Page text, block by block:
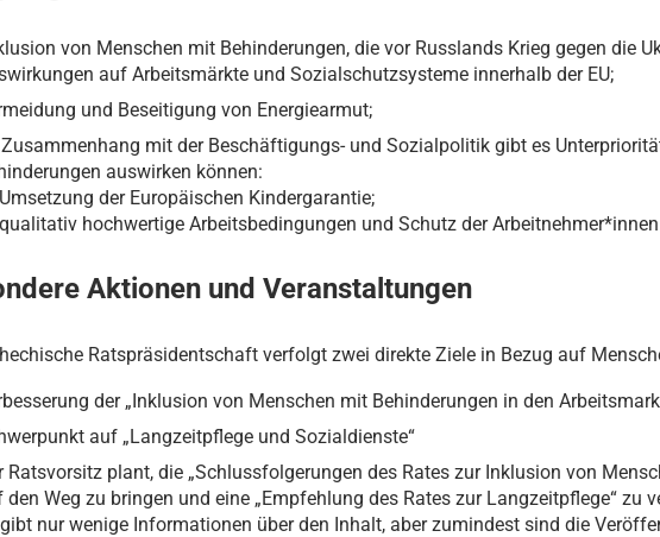
von Menschen mit Behinderungen, die vor Russlands Krieg gegen die
auf Arbeitsmärkte und Sozialschutzsysteme innerhalb der EU;
und Beseitigung von Energiearmut;
mit der Beschäftigungs- und Sozialpolitik gibt es
auswirken können:
der Europäischen Kindergarantie;
hochwertige Arbeitsbedingungen und Schutz der Arbeitnehmer*innen
Aktionen und Veranstaltungen
Ratspräsidentschaft verfolgt zwei direkte Ziele in Bezug auf
der „Inklusion von Menschen mit Behinderungen in den
auf „Langzeitpflege und Sozialdienste“
Ratsvorsitz plant, die „Schlussfolgerungen des Rates zur Inklusion von
den Weg zu bringen und eine „Empfehlung des Rates zur Langzeitpflege“ zu
nur wenige Informationen über den Inhalt, aber zumindest sind die